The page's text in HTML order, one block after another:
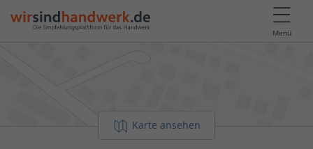
Menü
Karte ansehen